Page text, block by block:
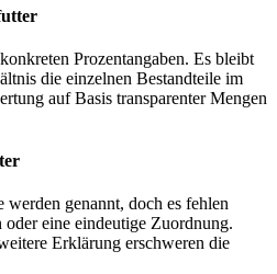
Prozentangaben. Es bleibt
die einzelnen Bestandteile im
auf Basis transparenter Mengen
werden genannt, doch es fehlen
eine eindeutige Zuordnung.
Erklärung erschweren die